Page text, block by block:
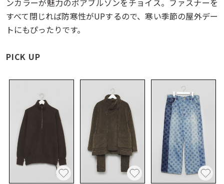
ンカラーが魅力のボアブルゾンをチョイス。ファスナーを
すべて閉じれば防寒性がUPするので、寒い季節の屋外デー
トにもぴったりです。
PICK UP